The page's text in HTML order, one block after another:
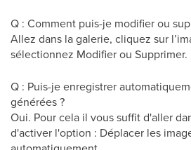
Q : Comment puis-je modifier ou
Allez dans la galerie, cliquez sur
sélectionnez Modifier ou Supprimer.
Q : Puis-je enregistrer
générées ?
Oui. Pour cela il vous suffit d'aller
d'activer l'option : Déplacer les